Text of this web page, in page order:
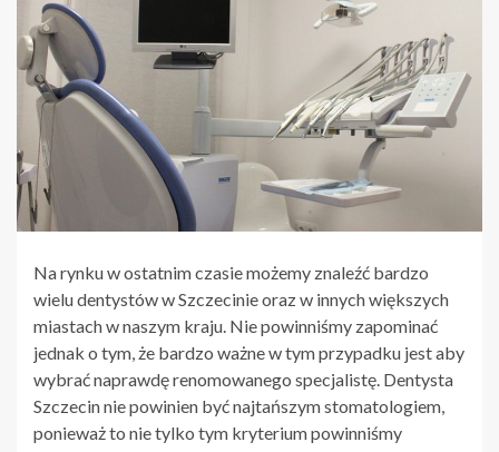
Na rynku w ostatnim czasie możemy znaleźć bardzo
wielu dentystów w Szczecinie oraz w innych większych
miastach w naszym kraju. Nie powinniśmy zapominać
jednak o tym, że bardzo ważne w tym przypadku jest aby
wybrać naprawdę renomowanego specjalistę. Dentysta
Szczecin nie powinien być najtańszym stomatologiem,
ponieważ to nie tylko tym kryterium powinniśmy